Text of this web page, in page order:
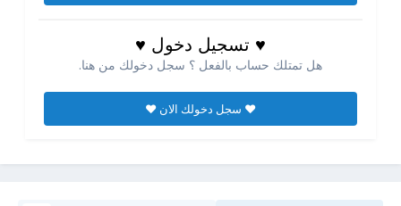
♥ تسجيل دخول ♥
هل تمتلك حساب بالفعل ؟ سجل دخولك من هنا.
♥ سجل دخولك الان ♥